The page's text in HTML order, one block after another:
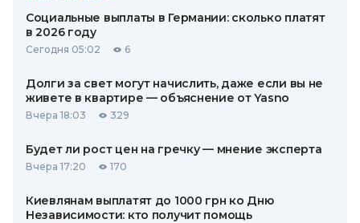
Социальные выплаты в Германии: сколько платят
в 2026 году
Сегодня 05:02 6
Долги за свет могут начислить, даже если вы не
живете в квартире — объяснение от Yasno
Вчера 18:03 329
Будет ли рост цен на гречку — мнение эксперта
Вчера 17:20 170
Киевлянам выплатят до 1000 грн ко Дню
Независимости: кто получит помощь